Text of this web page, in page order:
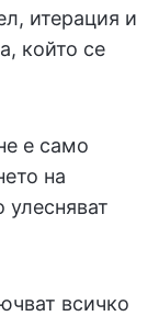
итерация и
който се
е само
на
улесняват
всичко